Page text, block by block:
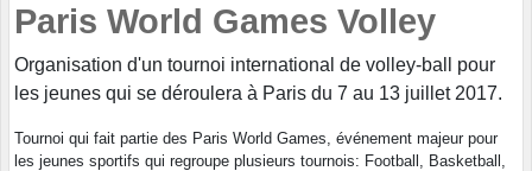
Paris World Games Volley
Organisation d'un tournoi international de volley-ball pour
les jeunes qui se déroulera à Paris du 7 au 13 juillet 2017.
Tournoi qui fait partie des Paris World Games, événement majeur pour
les jeunes sportifs qui regroupe plusieurs tournois: Football, Basketball,